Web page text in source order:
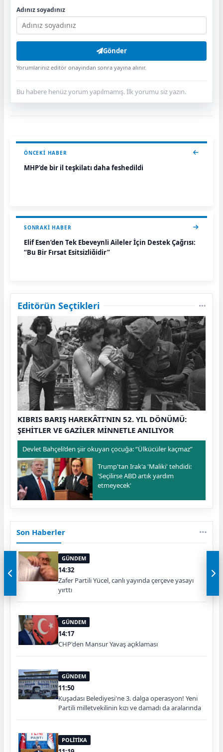
Adınız soyadınız
Gönder
Yorumlarınız editör onayından sonra yayına alınır.
Bu habere henüz yorum yapılmamış. İlk yorumu siz yazın.
ÖNCEKI HABER
MHP'de bir il teşkilatı daha feshedildi
SONRAKI HABER
Elif Esen’den Tek Ebeveynli Aileler İçin Destek Çağrısı:
“Bu Bir Fırsat Eşitsizliğidir”
Editörün Seçtikleri
KIBRIS BARIŞ HAREKÂTI’NIN 52. YIL DÖNÜMÜ:
ŞEHİTLER VE GAZİLER MİNNETLE ANILIYOR
Devlet Bahçeli’den şiir okuyan çocuğa: “Ülkücüler kaçmaz”
Trump'tan Irak'a 'Maliki' tehdidi:
'Seçilirse ABD artık yardım
etmeyecek'
Son Haberler
GÜNDEM
14:32
Zafer Partili Yücel, canlı yayında çerçeve yasayı
yırttı
GÜNDEM
14:17
CHP'den Mansur Yavaş açıklaması
GÜNDEM
11:50
Kuşadası Belediyesi'ne 3. dalga operasyon! Yeni
Partili milletvekilinin kızı ve damadı da aralarında
POLİTİKA